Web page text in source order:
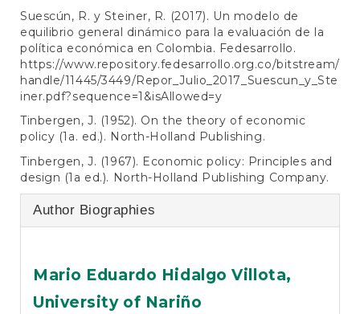
Suescún, R. y Steiner, R. (2017). Un modelo de
equilibrio general dinámico para la evaluación de la
política económica en Colombia. Fedesarrollo.
https://www.repository.fedesarrollo.org.co/bitstream/
handle/11445/3449/Repor_Julio_2017_Suescun_y_Ste
iner.pdf?sequence=1&isAllowed=y
Tinbergen, J. (1952). On the theory of economic
policy (1a. ed.). North-Holland Publishing.
Tinbergen, J. (1967). Economic policy: Principles and
design (1a ed.). North-Holland Publishing Company.
Author Biographies
Mario Eduardo Hidalgo Villota,
University of Nariño